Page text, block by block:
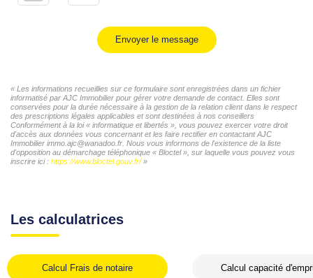
Envoyer le message
« Les informations recueillies sur ce formulaire sont enregistrées dans un fichier
informatisé par AJC Immobilier pour gérer votre demande de contact. Elles sont
conservées pour la durée nécessaire à la gestion de la relation client dans le respect
des prescriptions légales applicables et sont destinées à nos conseillers
Conformément à la loi « informatique et libertés », vous pouvez exercer votre droit
d'accès aux données vous concernant et les faire rectifier en contactant AJC
Immobilier immo.ajc@wanadoo.fr. Nous vous informons de l'existence de la liste
d'opposition au démarchage téléphonique « Bloctel », sur laquelle vous pouvez vous
inscrire ici : https://www.bloctel.gouv.fr/»
Les calculatrices
Calcul Frais de notaire Calcul capacité